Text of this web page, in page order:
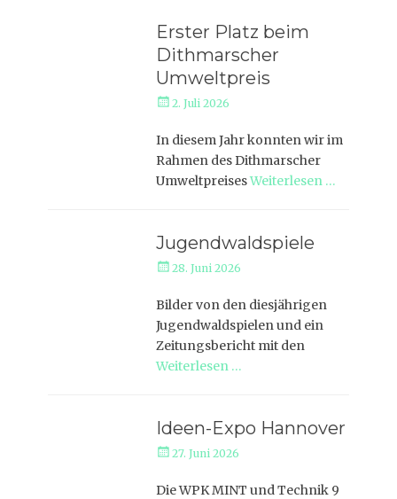
Erster Platz beim
Dithmarscher
Umweltpreis
Veröffentlicht
2. Juli 2026
In diesem Jahr konnten wir im
Rahmen des Dithmarscher
UmweltpreisesWeiterlesen …
Jugendwaldspiele
Veröffentlicht
28. Juni 2026
Bilder von den diesjährigen
Jugendwaldspielen und ein
Zeitungsbericht mit den
Weiterlesen …
Ideen-Expo Hannover
Veröffentlicht
27. Juni 2026
Die WPK MINT und Technik 9